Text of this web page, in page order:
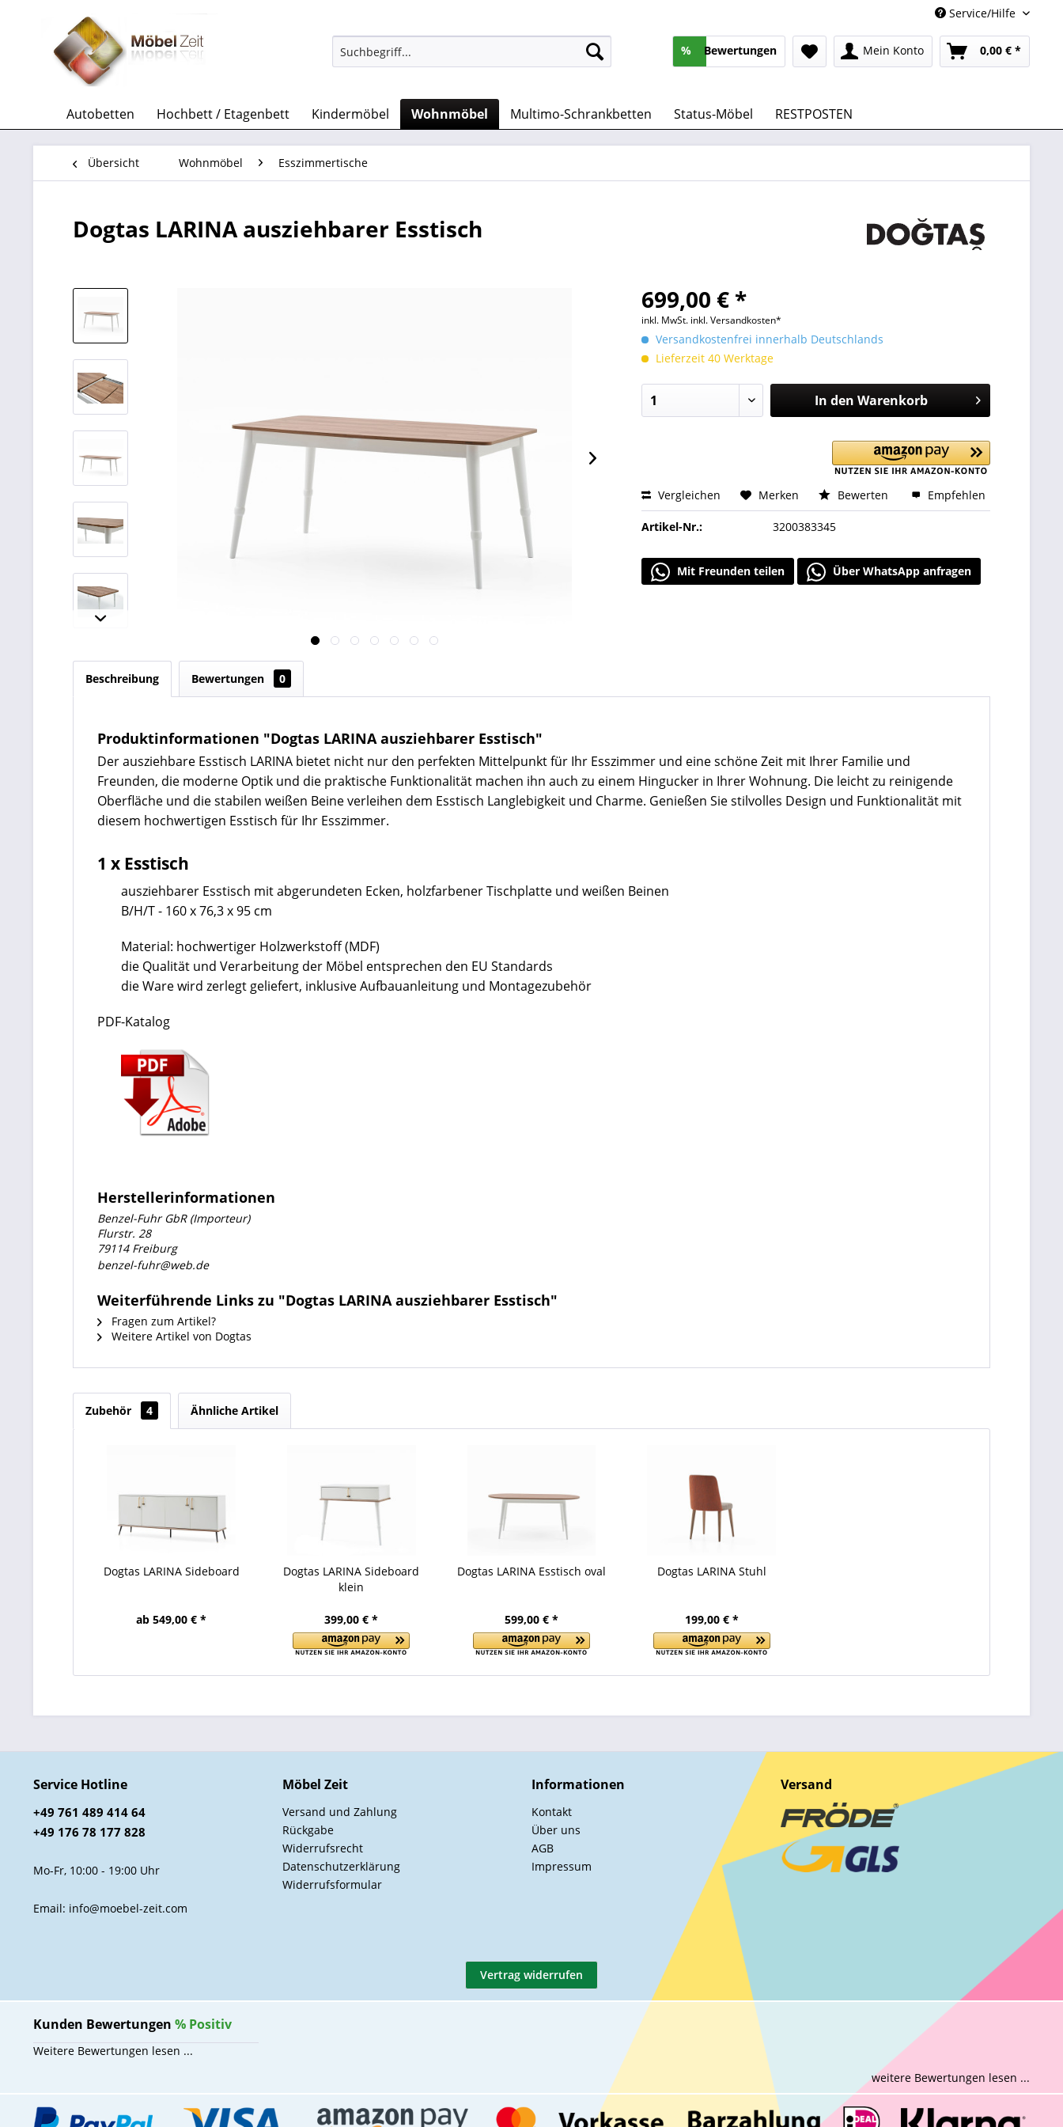
Service/Hilfe
% Bewertungen Mein Konto 0,00 € *
Autobetten Hochbett / Etagenbett Kindermöbel Wohnmöbel Multimo-Schrankbetten Status-Möbel RESTPOSTEN
Übersicht Wohnmöbel Esszimmertische
Dogtas LARINA ausziehbarer Esstisch
699,00 € *
inkl. MwSt. inkl. Versandkosten*
Versandkostenfrei innerhalb Deutschlands
Lieferzeit 40 Werktage
In den Warenkorb
Vergleichen Merken Bewerten Empfehlen
Artikel-Nr.: 3200383345
Mit Freunden teilen Über WhatsApp anfragen
Beschreibung Bewertungen 0
Produktinformationen "Dogtas LARINA ausziehbarer Esstisch"
Der ausziehbare Esstisch LARINA bietet nicht nur den perfekten Mittelpunkt für Ihr Esszimmer und eine schöne Zeit mit Ihrer Familie und
Freunden, die moderne Optik und die praktische Funktionalität machen ihn auch zu einem Hingucker in Ihrer Wohnung. Die leicht zu reinigende
Oberfläche und die stabilen weißen Beine verleihen dem Esstisch Langlebigkeit und Charme. Genießen Sie stilvolles Design und Funktionalität mit
diesem hochwertigen Esstisch für Ihr Esszimmer.
1 x Esstisch
ausziehbarer Esstisch mit abgerundeten Ecken, holzfarbener Tischplatte und weißen Beinen
B/H/T - 160 x 76,3 x 95 cm
Material: hochwertiger Holzwerkstoff (MDF)
die Qualität und Verarbeitung der Möbel entsprechen den EU Standards
die Ware wird zerlegt geliefert, inklusive Aufbauanleitung und Montagezubehör
PDF-Katalog
Herstellerinformationen
Benzel-Fuhr GbR (Importeur)
Flurstr. 28
79114 Freiburg
benzel-fuhr@web.de
Weiterführende Links zu "Dogtas LARINA ausziehbarer Esstisch"
Fragen zum Artikel?
Weitere Artikel von Dogtas
Zubehör 4 Ähnliche Artikel
Dogtas LARINA Sideboard
ab 549,00 € *
Dogtas LARINA Sideboard
klein
399,00 € *
Dogtas LARINA Esstisch oval
599,00 € *
Dogtas LARINA Stuhl
199,00 € *
Service Hotline
+49 761 489 414 64
+49 176 78 177 828
Mo-Fr, 10:00 - 19:00 Uhr
Email: info@moebel-zeit.com
Möbel Zeit
Versand und Zahlung
Rückgabe
Widerrufsrecht
Datenschutzerklärung
Widerrufsformular
Informationen
Kontakt
Über uns
AGB
Impressum
Versand
Vertrag widerrufen
Kunden Bewertungen % Positiv
Weitere Bewertungen lesen ...
weitere Bewertungen lesen ...